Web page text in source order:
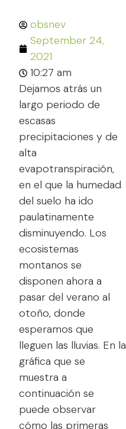
obsnev
September 24,
2021
10:27 am
Dejamos atrás un
largo periodo de
escasas
precipitaciones y de
alta
evapotranspiración,
en el que la humedad
del suelo ha ido
paulatinamente
disminuyendo. Los
ecosistemas
montanos se
disponen ahora a
pasar del verano al
otoño, donde
esperamos que
lleguen las lluvias. En la
gráfica que se
muestra a
continuación se
puede observar
cómo las primeras